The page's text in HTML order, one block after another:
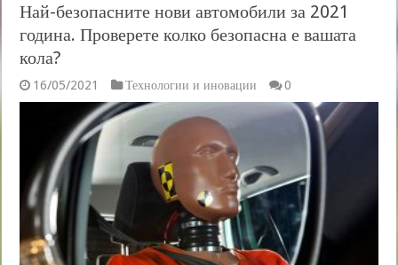
Най-безопасните нови автомобили за 2021
година. Проверете колко безопасна е вашата
кола?
16/05/2021 Технологии и иновации 0